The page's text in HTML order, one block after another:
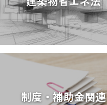
建築物省エネ法
制度・補助金関連